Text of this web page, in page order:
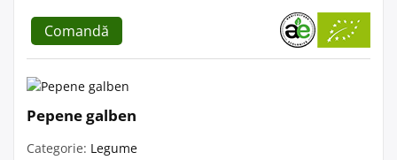
Comandă
Pepene galben
Categorie: Legume